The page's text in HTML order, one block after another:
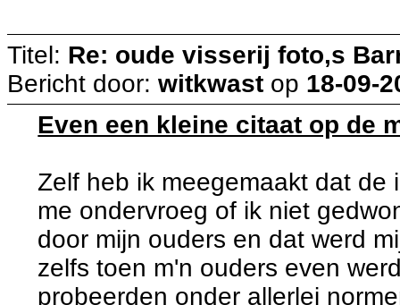
Titel: Re: oude visserij foto,s
Bericht door: witkwast op 18-09-
Even een kleine citaat op de
Zelf heb ik meegemaakt dat
me ondervroeg of ik niet
door mijn ouders en dat werd
zelfs toen m'n ouders even
probeerden onder allerlei